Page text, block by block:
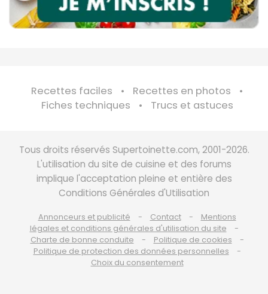
Recettes faciles
Recettes en photos
Fiches techniques
Trucs et astuces
Tous droits réservés Supertoinette.com, 2001-2026.
L'utilisation du site de cuisine et des forums
implique l'acceptation pleine et entière des
Conditions Générales d'Utilisation
Annonceurs et publicité Contact
Mentions
légales et conditions générales d'utilisation du site
Charte de bonne conduite
Politique de cookies
Politique de protection des données personnelles
Choix du consentement